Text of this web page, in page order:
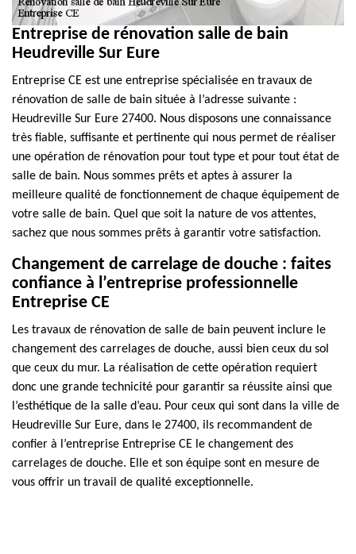
Entreprise de rénovation salle de bain
Heudreville Sur Eure
Entreprise CE est une entreprise spécialisée en travaux de
rénovation de salle de bain située à l’adresse suivante :
Heudreville Sur Eure 27400. Nous disposons une connaissance
très fiable, suffisante et pertinente qui nous permet de réaliser
une opération de rénovation pour tout type et pour tout état de
salle de bain. Nous sommes prêts et aptes à assurer la
meilleure qualité de fonctionnement de chaque équipement de
votre salle de bain. Quel que soit la nature de vos attentes,
sachez que nous sommes prêts à garantir votre satisfaction.
Changement de carrelage de douche : faites
confiance à l’entreprise professionnelle
Entreprise CE
Les travaux de rénovation de salle de bain peuvent inclure le
changement des carrelages de douche, aussi bien ceux du sol
que ceux du mur. La réalisation de cette opération requiert
donc une grande technicité pour garantir sa réussite ainsi que
l’esthétique de la salle d’eau. Pour ceux qui sont dans la ville de
Heudreville Sur Eure, dans le 27400, ils recommandent de
confier à l’entreprise Entreprise CE le changement des
carrelages de douche. Elle et son équipe sont en mesure de
vous offrir un travail de qualité exceptionnelle.